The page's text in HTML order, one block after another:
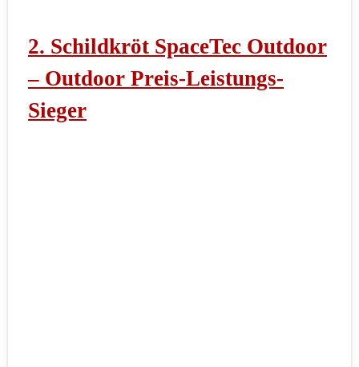
2. Schildkröt SpaceTec Outdoor
– Outdoor Preis-Leistungs-
Sieger